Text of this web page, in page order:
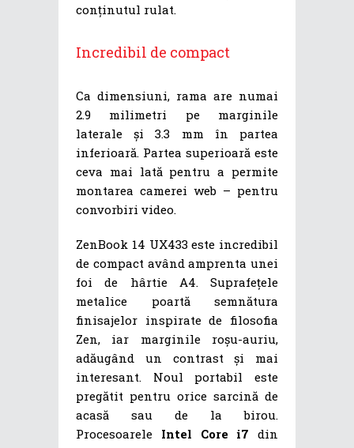
conținutul rulat.
Incredibil de compact
Ca dimensiuni, rama are numai
2.9 milimetri pe marginile
laterale și 3.3 mm în partea
inferioară. Partea superioară este
ceva mai lată pentru a permite
montarea camerei web – pentru
convorbiri video.
ZenBook 14 UX433 este incredibil
de compact având amprenta unei
foi de hârtie A4. Suprafețele
metalice poartă semnătura
finisajelor inspirate de filosofia
Zen, iar marginile roșu-auriu,
adăugând un contrast și mai
interesant. Noul portabil este
pregătit pentru orice sarcină de
acasă sau de la birou.
Procesoarele Intel Core i7 din